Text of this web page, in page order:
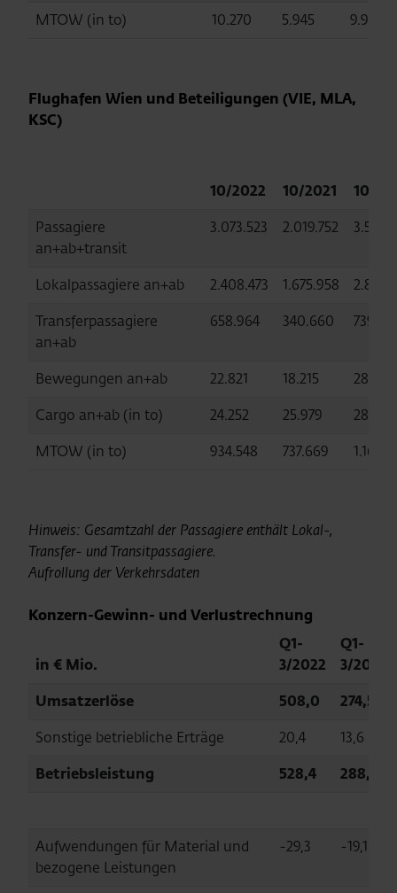
MTOW (in to)
10.270 5.945 9.944
Flughafen Wien und Beteiligungen (VIE, MLA,
KSC)
10/2022 10/2021
10/
Passagiere
an+ab+transit
3.073.523 2.019.752
Lokalpassagiere an+ab 2.408.473 1.675.958
Transferpassagiere
an+ab
658.964 340.660
Bewegungen an+ab 22.821 18.215
28.888
Cargo an+ab (in to)
24.252 25.979
28.259
MTOW (in to)
934.548 737.669
Hinweis: Gesamtzahl der Passagiere enthält Lokal-,
Transfer- und Transitpassagiere.
Aufrollung der Verkehrsdaten
Konzern-Gewinn- und Verlustrechnung
in € Mio.
Q1-
3/2022
Q1-
3/2021
Umsatzerlöse
508,0
274,5
Sonstige betriebliche Erträge
20,4
13,6
Betriebsleistung
528,4 288,1
Aufwendungen für Material und
bezogene Leistungen
-29,3 -19,1